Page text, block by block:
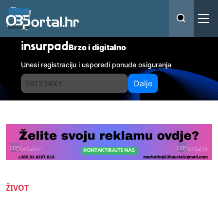
insurpadBrzo i digitalno
Unesi registraciju i usporedi ponude osiguranja
Dalje
ŽIVOT